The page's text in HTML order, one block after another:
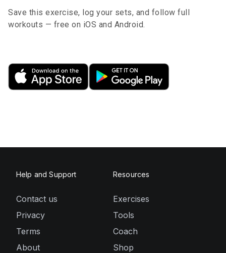
Save this exercise, log your sets, and follow full
workouts — free on iOS and Android.
Help and Support
Contact us
Privacy
Terms
About
Resources
Exercises
Tools
Coach
Shop